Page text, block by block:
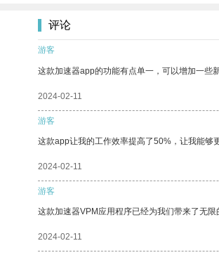
评论
游客
这款加速器app的功能有点单一，可以增加一些
2024-02-11
游客
这款app让我的工作效率提高了50%，让我能够
2024-02-11
游客
这款加速器VPM应用程序已经为我们带来了无限
2024-02-11